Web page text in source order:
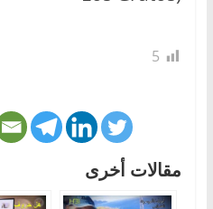
5
مقالات أخرى